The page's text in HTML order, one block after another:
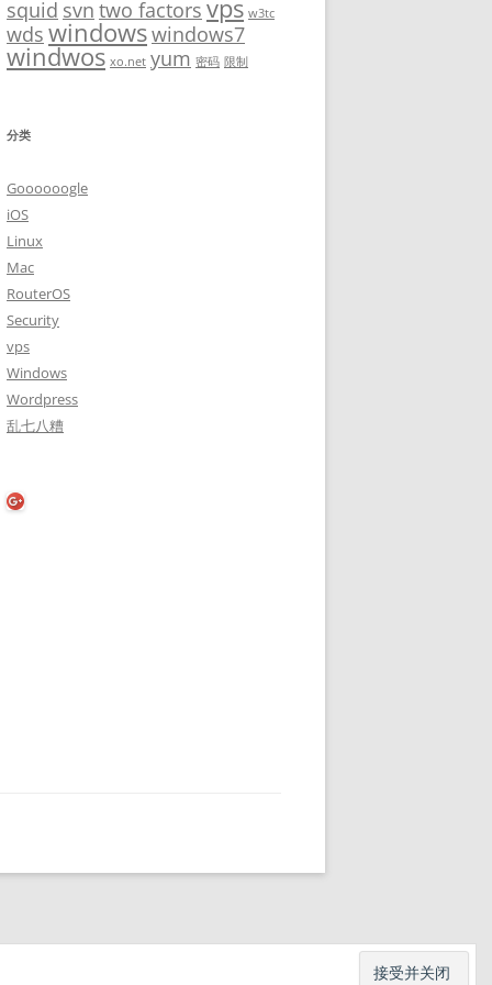
squid svn two factors vps w3tc
wds windowswindows7
windwos xo.net yum 密码 限制
分类
Goooooogle
iOS
Linux
Mac
RouterOS
Security
vps
Windows
Wordpress
乱七八糟